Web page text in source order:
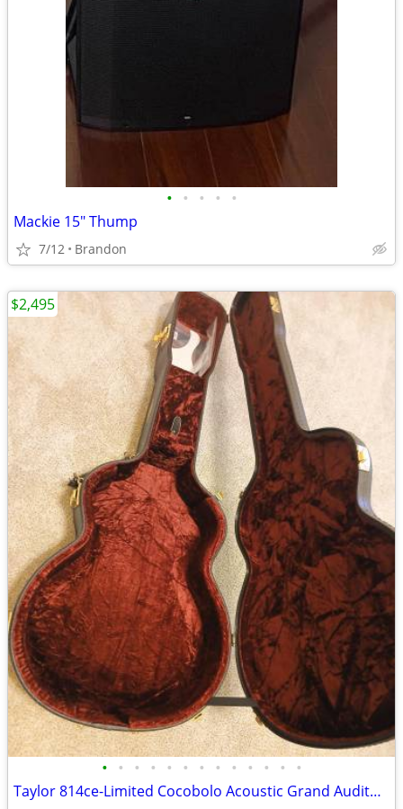
• • • • •
Mackie 15" Thump
7/12 Brandon
• • • • • • • • • • • • •
Taylor 814ce-Limited Cocobolo Acoustic Grand Auditorium Special Ed.
$2,495